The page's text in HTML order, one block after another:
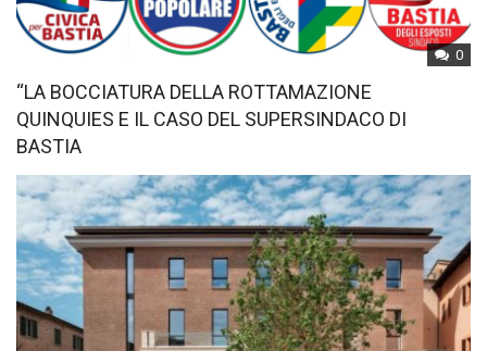
0
“LA BOCCIATURA DELLA ROTTAMAZIONE
QUINQUIES E IL CASO DEL SUPERSINDACO DI
BASTIA